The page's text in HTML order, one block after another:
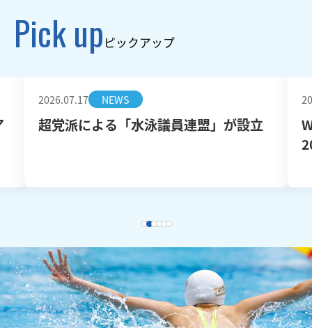
Pick up ピックアップ
2026.07.17 NEWS
超党派による「水泳議員連盟」が設立